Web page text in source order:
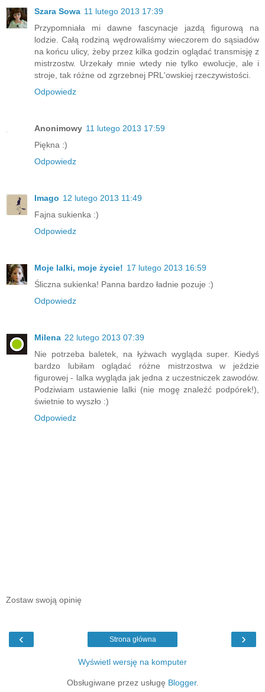
Szara Sowa 11 lutego 2013 17:39
Przypomniała mi dawne fascynacje jazdą figurową na
lodzie. Całą rodziną wędrowaliśmy wieczorem do sąsiadów
na końcu ulicy, żeby przez kilka godzin oglądać transmisję z
mistrzostw. Urzekały mnie wtedy nie tylko ewolucje, ale i
stroje, tak różne od zgrzebnej PRL'owskiej rzeczywistości.
Odpowiedz
Anonimowy 11 lutego 2013 17:59
Piękna :)
Odpowiedz
Imago 12 lutego 2013 11:49
Fajna sukienka :)
Odpowiedz
Moje lalki, moje życie! 17 lutego 2013 16:59
Śliczna sukienka! Panna bardzo ładnie pozuje :)
Odpowiedz
Milena 22 lutego 2013 07:39
Nie potrzeba baletek, na łyżwach wygląda super. Kiedyś
bardzo lubiłam oglądać różne mistrzostwa w jeździe
figurowej - lalka wygląda jak jedna z uczestniczek zawodów.
Podziwiam ustawienie lalki (nie mogę znaleźć podpórek!),
świetnie to wyszło :)
Odpowiedz
Zostaw swoją opinię
‹ ›
Strona główna
Wyświetl wersję na komputer
Obsługiwane przez usługę Blogger.